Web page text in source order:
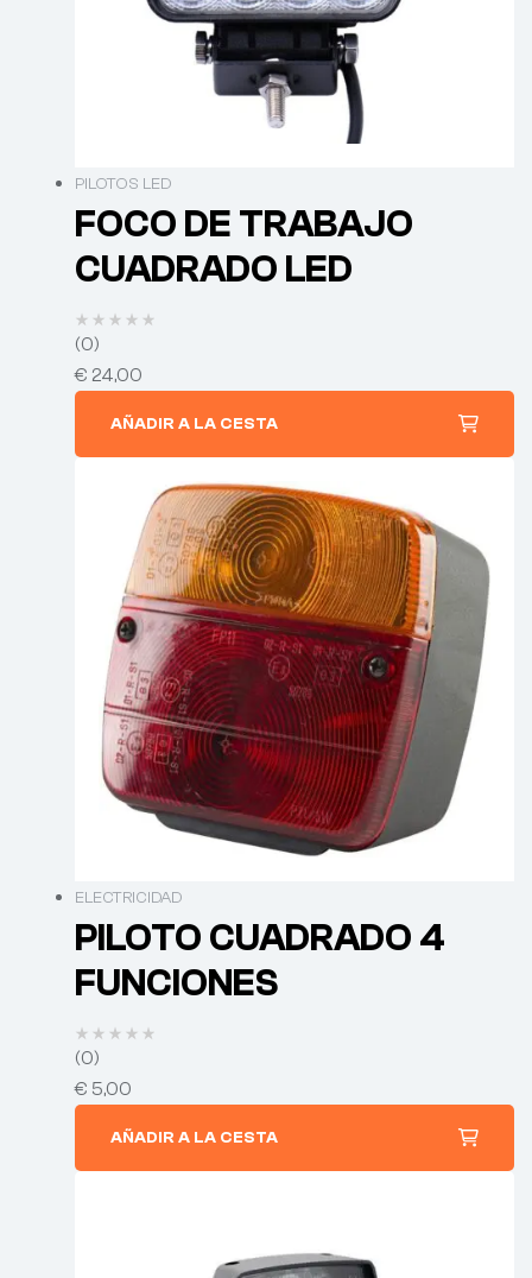
PILOTOS LED
FOCO DE TRABAJO
CUADRADO LED
(0)
€ 24,00
AÑADIR A LA CESTA
ELECTRICIDAD
PILOTO CUADRADO 4
FUNCIONES
(0)
€ 5,00
AÑADIR A LA CESTA